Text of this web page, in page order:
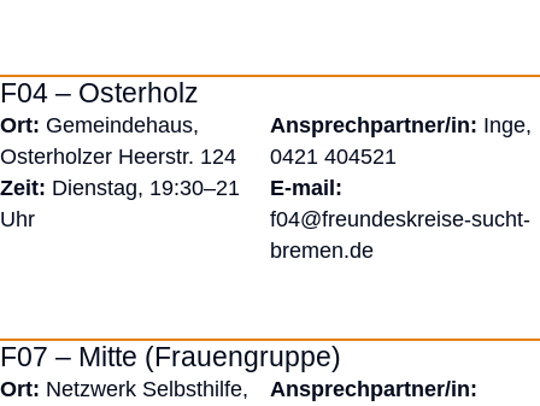
F04 – Osterholz
Ort: Gemeindehaus,
Osterholzer Heerstr. 124
Zeit: Dienstag, 19:30–21
Uhr
Ansprechpartner/in: Inge,
0421 404521
E-mail:
f04@freundeskreise-sucht-
bremen.de
F07 – Mitte (Frauengruppe)
Ort: Netzwerk Selbsthilfe,
Ansprechpartner/in: